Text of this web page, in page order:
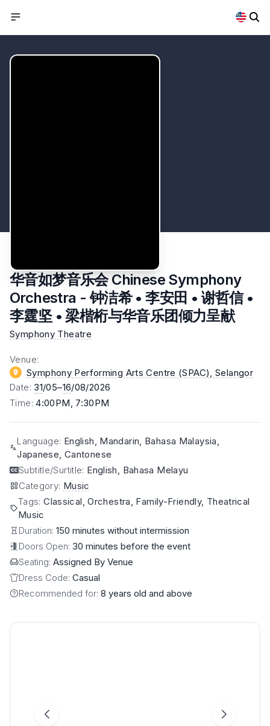
华音如梦音乐会 Chinese Symphony
Orchestra - 钟洁希 • 李安田 • 谢哲信 •
李霆坚 • 梁楷桁与华音乐团倾力呈献
Symphony Theatre
Venue:
Symphony Performing Arts Centre (SPAC) , Selangor
Date: 31/05–16/08/2026
Time:4:00PM, 7:30PM
Language: English, Mandarin, Bahasa Malaysia,
Japanese, Cantonese
Subtitle/Surtitle: English, Bahasa Melayu
Category: Music
Tags:Classical, Orchestra, Family-Friendly, Theatrical
Music
Duration: 150 minutes without intermission
Doors Open: 30 minutes before the event
Seating: Assigned By Venue
Dress Code: Casual
Recommended for: 8 years old and above